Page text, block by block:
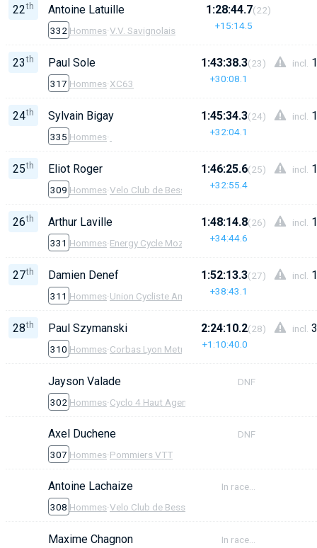
22th Antoine Latuille
332 Hommes·V.V. Savignolais
1:28:44.7
+15:14.5
(22)
23 th Paul Sole
317 Hommes·XC63
1:43:38.3
+30:08.1
(23) incl.
24th Sylvain Bigay
335 Hommes·
1:45:34.3
+32:04.1
(24) incl.
25th Eliot Roger
309 Hommes·Velo Club de Besse
1:46:25.6
+32:55.4
(25) incl.
26th Arthur Laville
331 Hommes·Energy Cycle Mozac
1:48:14.8
+34:44.6
(26) incl.
27th Damien Denef
311 Hommes·Union Cycliste Ambert Auvergne
1:52:13.3
+38:43.1
(27) incl.
28th Paul Szymanski
310 Hommes·Corbas Lyon Metropole
2:24:10.2
+1:10:40.0
(28) incl.
Jayson Valade
302 Hommes·Cyclo 4 Haut Agenais
DNF
Axel Duchene
307 Hommes·Pommiers VTT
DNF
Antoine Lachaize
308 Hommes·Velo Club de Besse
In race...
Maxime Chagnon In race...